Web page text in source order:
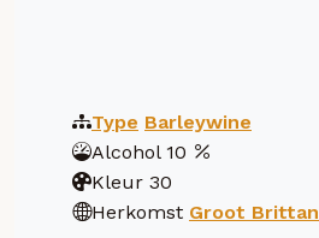
Type Barleywine
Alcohol 10
Kleur 30
Herkomst Groot